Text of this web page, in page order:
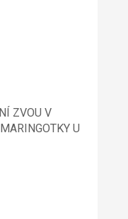
ZVOU V
U